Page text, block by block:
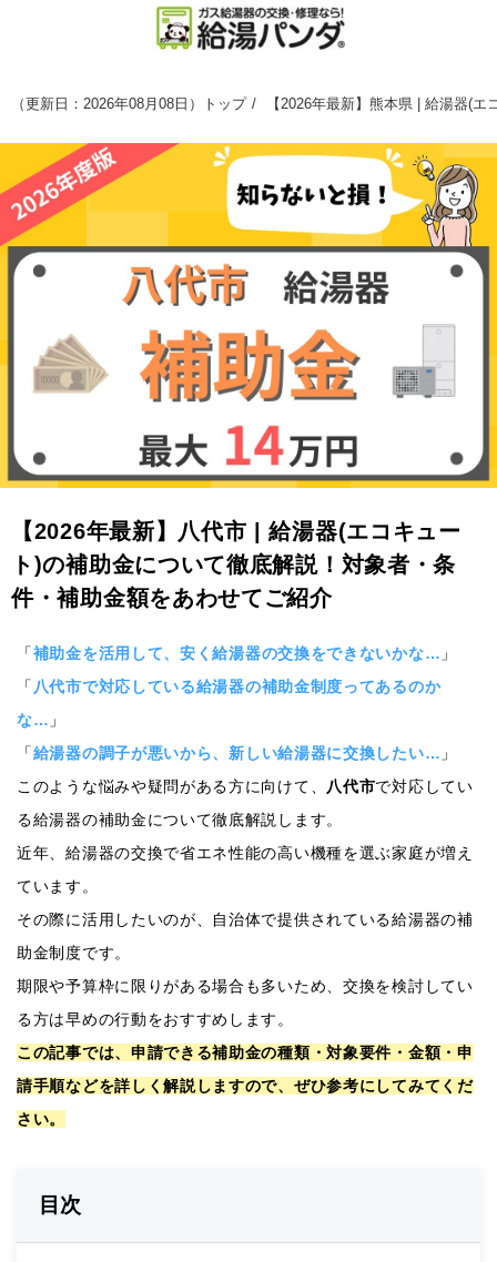
（更新日：2026年08月08日 ） トップ 【2026年最新】熊本県 | 給湯器(
【2026年最新】八代市 | 給湯器(エコキュー
ト)の補助金について徹底解説！対象者・条
件・補助金額をあわせてご紹介
「補助金を活用して、安く給湯器の交換をできないかな… 」
「 八代市で対応している給湯器の補助金制度ってあるのか
な… 」
「給湯器の調子が悪いから、新しい給湯器に交換したい… 」
このような悩みや疑問がある方に向けて、
八代市で対応してい
る給湯器の補助金について徹底解説します。
近年、給湯器の交換で省エネ性能の高い機種を選ぶ家庭が増え
ています。
その際に活用したいのが、自治体で提供されている給湯器の補
助金制度です。
期限や予算枠に限りがある場合も多いため、交換を検討してい
る方は早めの行動をおすすめします。
この記事では、申請できる補助金の種類・対象要件・金額・申
請手順などを詳しく解説しますので、ぜひ参考にしてみてくだ
さい。
目次